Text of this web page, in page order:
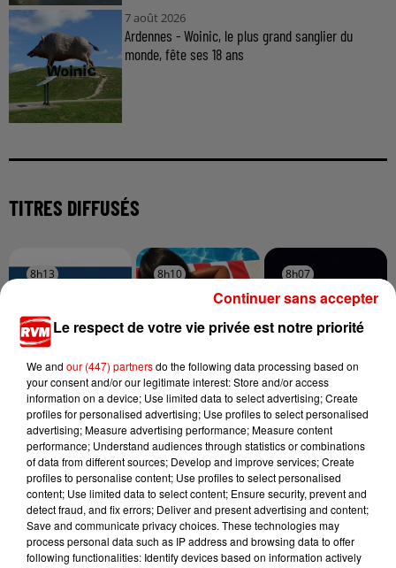
7 août 2026
Ardennes - Woinic, le plus grand sanglier du
monde, fête ses 18 ans
TITRES DIFFUSÉS
8h13
8h13
ATOMIC KITTEN
Eternal Flame
8h10
8h10
GIMS
Soleil
8h07
8h07
LEWIS CAPALDI
Stay Love
Le respect de votre vie privée est notre priorité
We and our (447) partnersdo the following data processing based on
your consent and/or our legitimate interest: Store and/or access
information on a device; Use limited data to select advertising; Create
profiles for personalised advertising; Use profiles to select personalised
advertising; Measure advertising performance; Measure content
performance; Understand audiences through statistics or combinations
of data from different sources; Develop and improve services; Create
profiles to personalise content; Use profiles to select personalised
content; Use limited data to select content; Ensure security, prevent and
detect fraud, and fix errors; Deliver and present advertising and content;
Save and communicate privacy choices. These technologies may
process personal data such as IP address and browsing data to offer
following functionalities: Identify devices based on information actively
Continuer sans accepter